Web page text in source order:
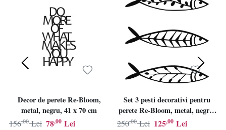
Decor de perete Re-Bloom,
metal, negru, 41 x 70 cm
78,00 Lei
156,00 Lei
Set 3 pesti decorativi pentru
perete Re-Bloom, metal, negru,
32 x 8 cm
125,00 Lei
250,00 Lei